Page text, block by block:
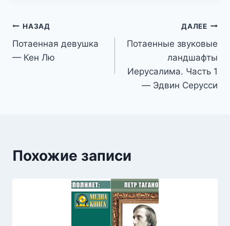
Навигация
по
НАЗАД
Потаенная девушка
— Кен Лю
ДАЛЕЕ
Потаенные звуковые
ландшафты
Иерусалима. Часть 1
— Эдвин Серусси
Похожие записи